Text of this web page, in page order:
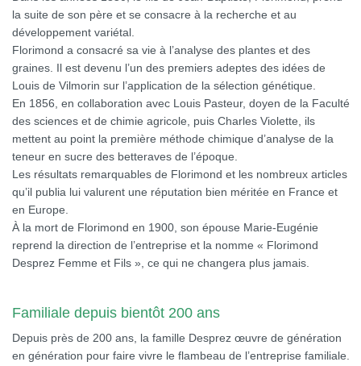
la suite de son père et se consacre à la recherche et au
développement variétal.
Florimond a consacré sa vie à l’analyse des plantes et des
graines. Il est devenu l’un des premiers adeptes des idées de
Louis de Vilmorin sur l’application de la sélection génétique.
En 1856, en collaboration avec Louis Pasteur, doyen de la Faculté
des sciences et de chimie agricole, puis Charles Violette, ils
mettent au point la première méthode chimique d’analyse de la
teneur en sucre des betteraves de l’époque.
Les résultats remarquables de Florimond et les nombreux articles
qu’il publia lui valurent une réputation bien méritée en France et
en Europe.
À la mort de Florimond en 1900, son épouse Marie-Eugénie
reprend la direction de l’entreprise et la nomme « Florimond
Desprez Femme et Fils », ce qui ne changera plus jamais.
Familiale depuis bientôt 200 ans
Depuis près de 200 ans, la famille Desprez œuvre de génération
en génération pour faire vivre le flambeau de l’entreprise familiale.